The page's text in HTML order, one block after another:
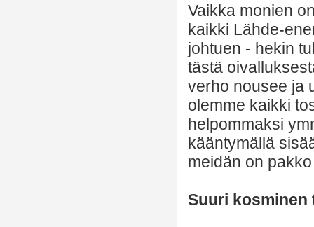
Vaikka monien
kaikki Lähde-
johtuen - hekin
tästä
verho nousee ja
olemme kaikki
helpommaksi
kääntymällä
meidän on
Suuri kosminen